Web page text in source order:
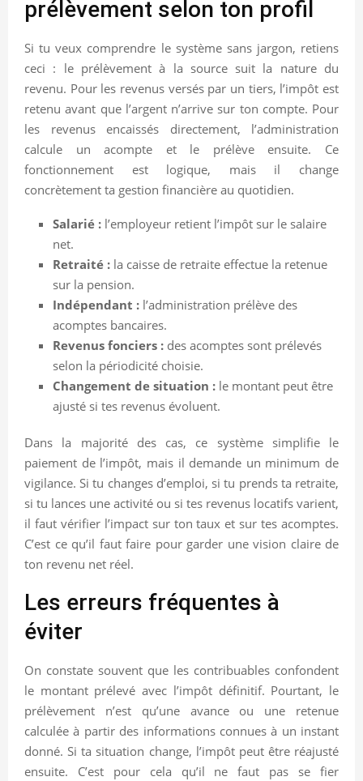
prélèvement selon ton profil
Si tu veux comprendre le système sans jargon, retiens
ceci : le prélèvement à la source suit la nature du
revenu. Pour les revenus versés par un tiers, l’impôt est
retenu avant que l’argent n’arrive sur ton compte. Pour
les revenus encaissés directement, l’administration
calcule un acompte et le prélève ensuite. Ce
fonctionnement est logique, mais il change
concrètement ta gestion financière au quotidien.
Salarié : l’employeur retient l’impôt sur le salaire
net.
Retraité : la caisse de retraite effectue la retenue
sur la pension.
Indépendant : l’administration prélève des
acomptes bancaires.
Revenus fonciers : des acomptes sont prélevés
selon la périodicité choisie.
Changement de situation : le montant peut être
ajusté si tes revenus évoluent.
Dans la majorité des cas, ce système simplifie le
paiement de l’impôt, mais il demande un minimum de
vigilance. Si tu changes d’emploi, si tu prends ta retraite,
si tu lances une activité ou si tes revenus locatifs varient,
il faut vérifier l’impact sur ton taux et sur tes acomptes.
C’est ce qu’il faut faire pour garder une vision claire de
ton revenu net réel.
Les erreurs fréquentes à
éviter
On constate souvent que les contribuables confondent
le montant prélevé avec l’impôt définitif. Pourtant, le
prélèvement n’est qu’une avance ou une retenue
calculée à partir des informations connues à un instant
donné. Si ta situation change, l’impôt peut être réajusté
ensuite. C’est pour cela qu’il ne faut pas se fier